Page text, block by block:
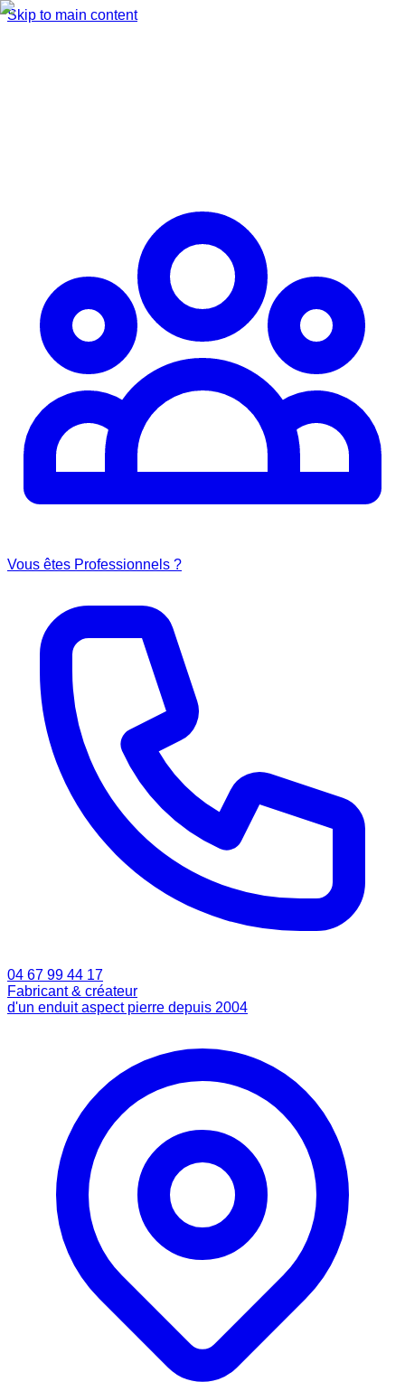
Skip to main content
Vous êtes Professionnels ?
04 67 99 44 17
Fabricant & créateur
d'un enduit aspect pierre depuis 2004